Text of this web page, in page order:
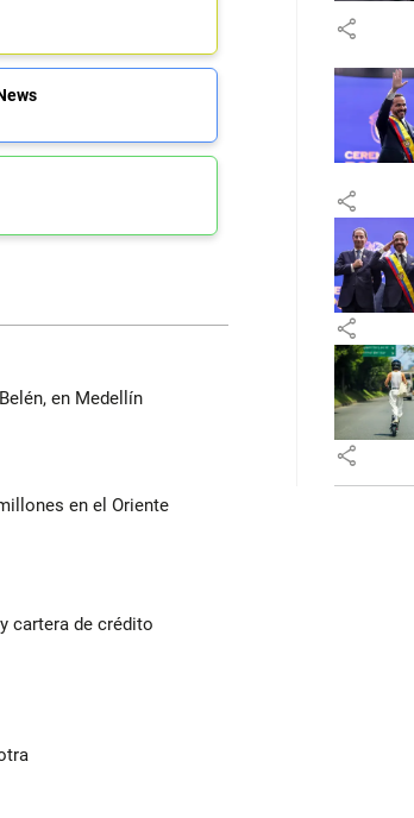
en Medellín
en el Oriente
cartera de crédito
share
share
share
share